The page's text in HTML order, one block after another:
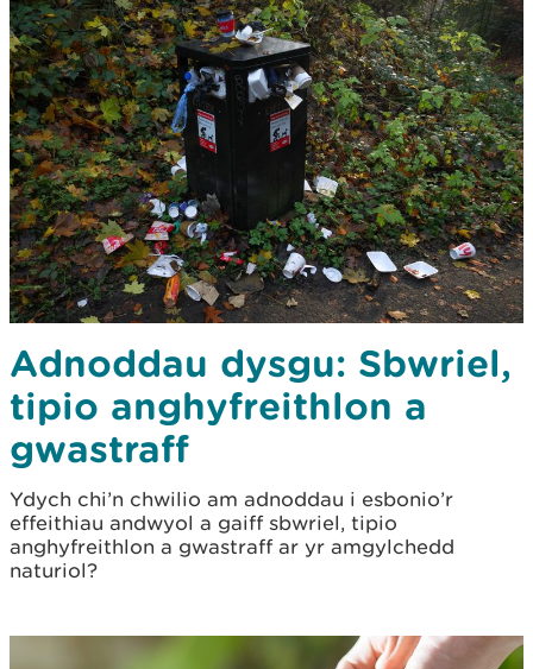
Adnoddau dysgu: Sbwriel,
tipio anghyfreithlon a
gwastraff
Ydych chi’n chwilio am adnoddau i esbonio’r
effeithiau andwyol a gaiff sbwriel, tipio
anghyfreithlon a gwastraff ar yr amgylchedd
naturiol?